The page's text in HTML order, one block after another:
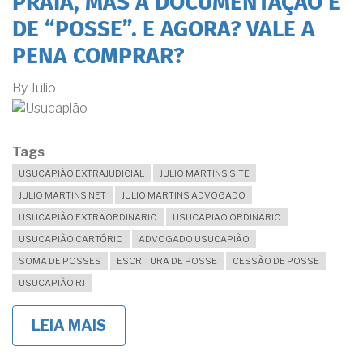
PERMITIR
A
USUCAPIÃO
MAIS
RAPIDAMENTE
DE “POSSE”. E AGORA? VALE A
PENA COMPRAR?
By Julio
Tags
USUCAPIÃO EXTRAJUDICIAL
JULIO MARTINS SITE
JULIO MARTINS NET
JULIO MARTINS ADVOGADO
USUCAPIÃO EXTRAORDINARIO
USUCAPIAO ORDINARIO
USUCAPIÃO CARTÓRIO
ADVOGADO USUCAPIÃO
SOMA DE POSSES
ESCRITURA DE POSSE
CESSÃO DE POSSE
USUCAPIÃO RJ
LEIA MAIS